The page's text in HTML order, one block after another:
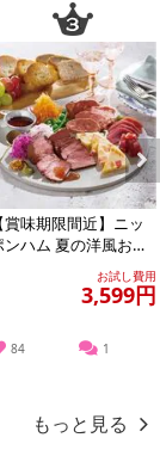
【賞味期限間近】ニッ
ンハム 夏の洋風おつ
お試し費用
3,599円
84 1
Next
もっと見る